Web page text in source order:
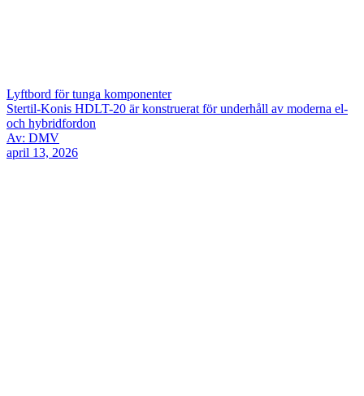
Lyftbord för tunga komponenter
Stertil-Konis HDLT-20 är konstruerat för underhåll av moderna el-
och hybridfordon
Av: DMV
april 13, 2026